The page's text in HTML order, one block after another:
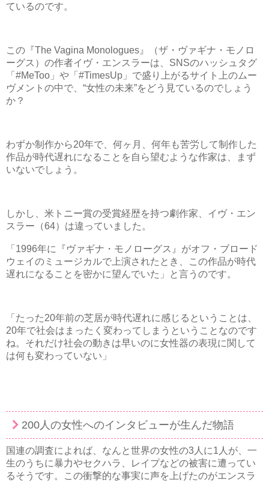
ているのです。
この『The Vagina Monologues』（ザ・ヴァギナ・モノロ
ーグス）の作者イヴ・エンスラーは、SNSのハッシュタグ
「#MeToo」や「#TimesUp」で盛り上がるサイト上のムー
ヴメントの中で、“女性の未来”をどう見ているのでしょう
か？
わずか制作から20年で、何ヶ月、何年も苦労して制作した
作品が時代遅れになることを自ら望むような作家は、まず
いないでしょう。
しかし、米トニー賞の受賞経歴を持つ劇作家、イヴ・エン
スラー（64）は違っていました。
「1996年に『ヴァギナ・モノローグス』がオフ・ブロード
ウェイのミュージカルで上演されたとき、この作品が時代
遅れになることを密かに望んでいた」と言うのです。
「たった20年前の芝居が時代遅れに感じるということは、
20年で社会はまったく変わってしまうということなのです
ね。それだけ社会の動きは早いのに女性器の表現に関して
は何も変わっていない」
200人の女性へのインタビューが生んだ物語
国連の調査によれば、なんと世界の女性の3人に1人が、一
生のうちに暴力やセクハラ、レイプなどの被害に遭ってい
るそうです。この衝撃的な事実に声を上げたのがエンスラ